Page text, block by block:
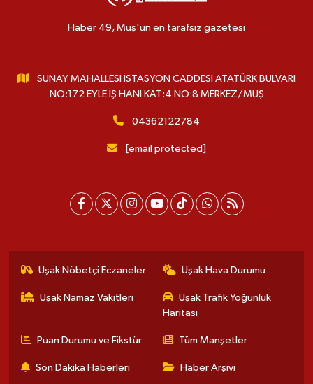
Haber 49, Muş'un en tarafsız gazetesi
SUNAY MAHALLESİ İSTASYON CADDESİ ATATÜRK BULVARI
NO:172 EYLE İŞ HANI KAT:4 NO:8 MERKEZ/MUŞ
04362122784
[email protected]
Uşak Nöbetçi Eczaneler Uşak Hava Durumu
Uşak Namaz Vakitleri
Uşak Trafik Yoğunluk
Haritası
Puan Durumu ve Fikstür Tüm Manşetler
Son Dakika Haberleri Haber Arşivi